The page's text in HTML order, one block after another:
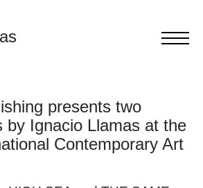
presents two
by Ignacio Llamas at the
Contemporary Art